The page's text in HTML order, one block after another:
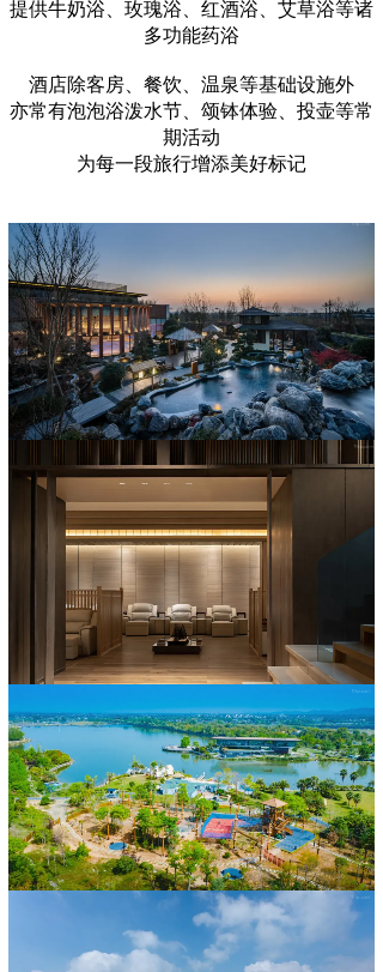
提供牛奶浴、玫瑰浴、红酒浴、艾草浴等诸
多功能药浴
酒店除客房、餐饮、温泉等基础设施外
亦常有泡泡浴泼水节、颂钵体验、投壶等常
期活动
为每一段旅行增添美好标记